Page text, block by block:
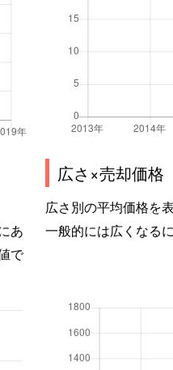
あ
で
広さ×売却価格
広さ別の平均価格を
一般的には広くなる